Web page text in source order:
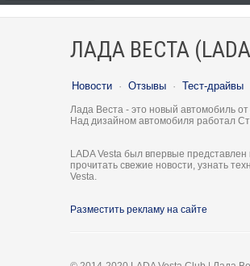
ЛАДА ВЕСТА (LADA
Новости · Отзывы · Тест-драйвы
Лада Веста - это новый автомобиль
Над дизайном автомобиля работал
LADA Vesta был впервые
прочитать свежие новости, узнать
Vesta.
Разместить рекламу на сайте